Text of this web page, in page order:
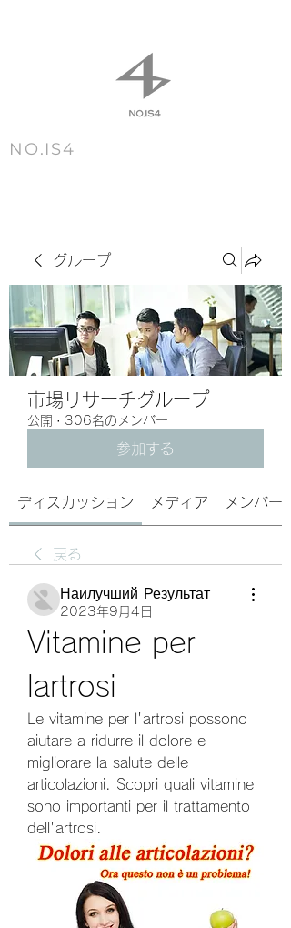
NO.IS4
グループ
市場リサーチグループ
公開 · 306名のメンバー
参加する
ディスカッション メディア メンバー
戻る
Наилучший Результат
2023年9月4日
Vitamine per
lartrosi
Le vitamine per l'artrosi possono
aiutare a ridurre il dolore e
migliorare la salute delle
articolazioni. Scopri quali vitamine
sono importanti per il trattamento
dell'artrosi.